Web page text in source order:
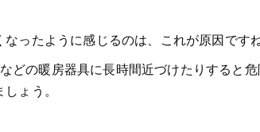
ったように感じるのは、これが原因ですね
どの暖房器具に長時間近づけたりすると
ょう。